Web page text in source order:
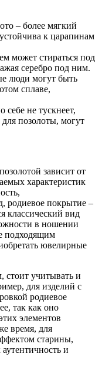
– более мягкий
к царапинам
может стираться под
серебро под ним.
люди могут быть
сплаве,
себе не тускнеет,
позолоты, могут
зависит от
характеристик
родиевое покрытие –
классический вид
в ношении
подходящим
ювелирные
учитывать и
для изделий с
родиевое
так как оно
элементов
время, для
старины,
и